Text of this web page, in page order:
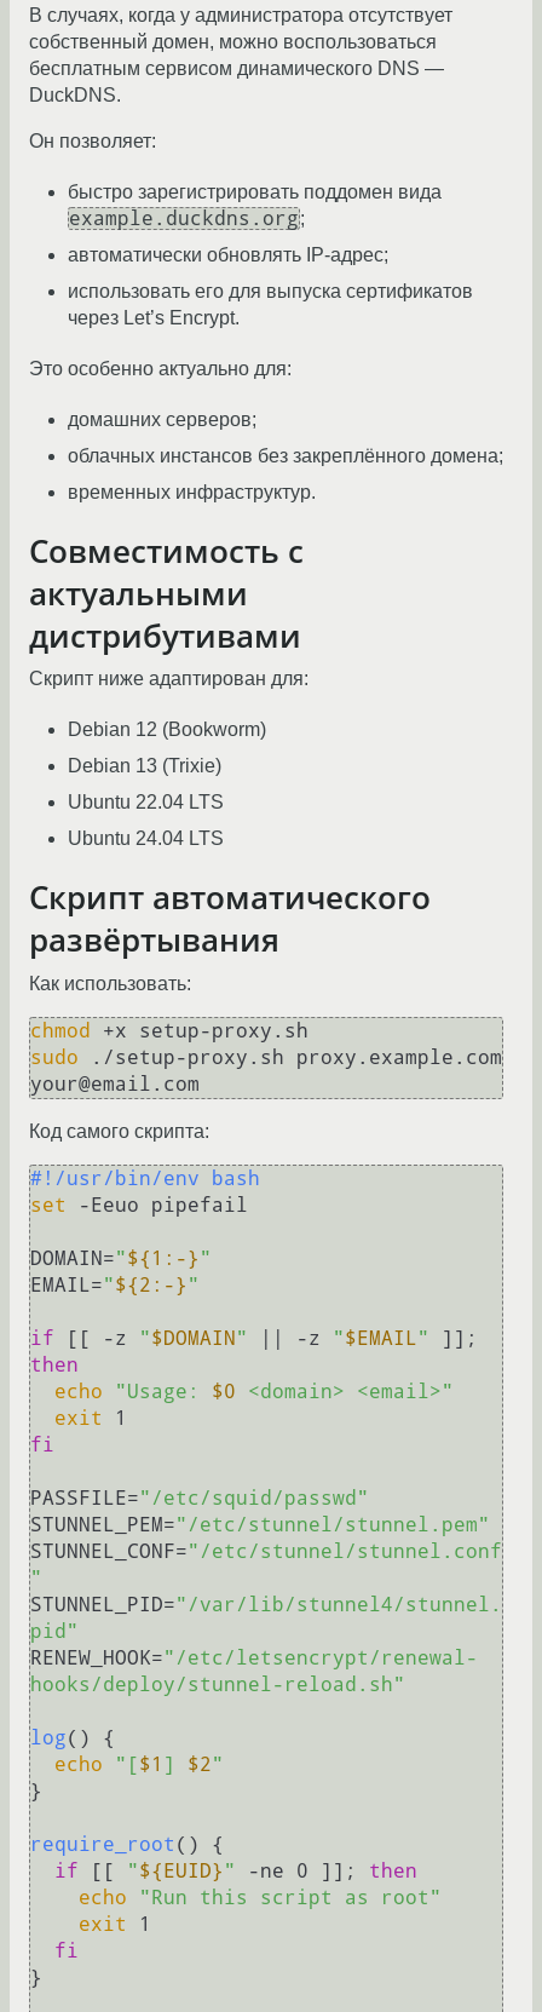
В случаях, когда у администратора отсутствует
собственный домен, можно воспользоваться
бесплатным сервисом динамического DNS —
DuckDNS.
Он позволяет:
быстро зарегистрировать поддомен вида
example.duckdns.org;
автоматически обновлять IP-адрес;
использовать его для выпуска сертификатов
через Let’s Encrypt.
Это особенно актуально для:
домашних серверов;
облачных инстансов без закреплённого домена;
временных инфраструктур.
Совместимость с
актуальными
дистрибутивами
Скрипт ниже адаптирован для:
Debian 12 (Bookworm)
Debian 13 (Trixie)
Ubuntu 22.04 LTS
Ubuntu 24.04 LTS
Скрипт автоматического
развёртывания
Как использовать:
chmod
sudo ./setup-proxy.sh proxy.example.com
Код самого скрипта:
#!/usr/bin/env bash
set
-Eeuo pipefail
DOMAIN="${1:-} "
EMAIL="${2:-} "
if [[ -z "$DOMAIN" || -z "$EMAIL"
then
echo
"Usage: $0 <domain> <email>"
exit
fi
PASSFILE="/etc/squid/passwd"
STUNNEL_PEM="/etc/stunnel/stunnel.pem"
STUNNEL_CONF="/etc/stunnel/stunnel.conf
"
STUNNEL_PID="/var/lib/stunnel4/stunnel.
pid"
RENEW_HOOK="/etc/letsencrypt/renewal-
hooks/deploy/stunnel-reload.sh"
log() {
echo
"[$1 ] $2"
}
require_root () {
if [[ "${EUID} " -ne 0 ]]; then
echo
"Run this script as root"
exit
1
fi
}